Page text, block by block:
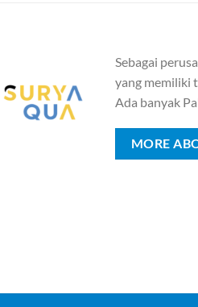
Sebagai
yang memiliki
Ada banyak
MORE